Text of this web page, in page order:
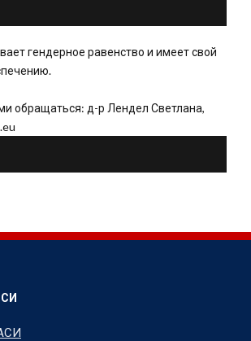
гендерное равенство и имеет свой
обращаться: д-р Лендел Светлана,